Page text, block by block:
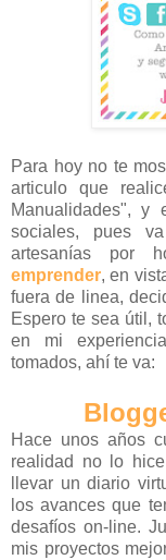
Para hoy no te
articulo que
Manualidades", y
sociales, pues
artesanías por
emprender, en
fuera de linea,
Espero te sea útil,
en mi
tomados, ahí te va:
Hace unos años
realidad no lo
llevar un diario
los avances que
desafíos on-line.
mis proyectos